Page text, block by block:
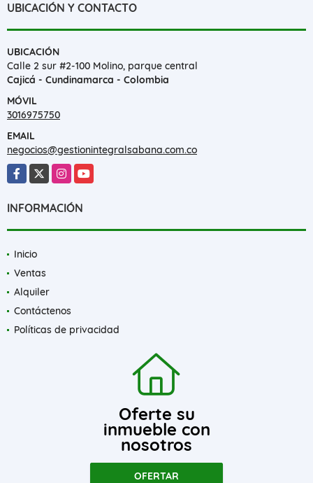
UBICACIÓN Y CONTACTO
UBICACIÓN
Calle 2 sur #2-100 Molino, parque central
Cajicá - Cundinamarca - Colombia
MÓVIL
3016975750
EMAIL
negocios@gestionintegralsabana.com.co
Facebook
X Instagram
YouTube
INFORMACIÓN
Inicio
Ventas
Alquiler
Contáctenos
Políticas de privacidad
Oferte su
inmueble con
nosotros
OFERTAR